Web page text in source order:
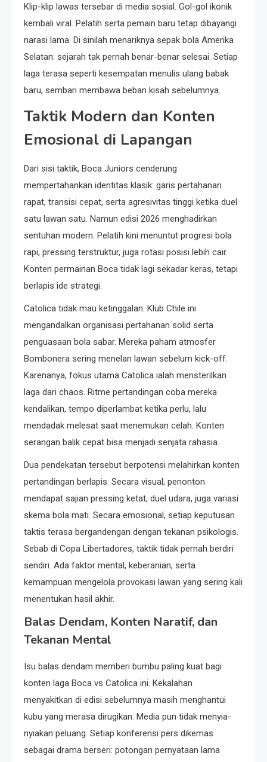
Klip-klip lawas tersebar di media sosial. Gol-gol ikonik
kembali viral. Pelatih serta pemain baru tetap dibayangi
narasi lama. Di sinilah menariknya sepak bola Amerika
Selatan: sejarah tak pernah benar-benar selesai. Setiap
laga terasa seperti kesempatan menulis ulang babak
baru, sembari membawa beban kisah sebelumnya.
Taktik Modern dan Konten
Emosional di Lapangan
Dari sisi taktik, Boca Juniors cenderung
mempertahankan identitas klasik: garis pertahanan
rapat, transisi cepat, serta agresivitas tinggi ketika duel
satu lawan satu. Namun edisi 2026 menghadirkan
sentuhan modern. Pelatih kini menuntut progresi bola
rapi, pressing terstruktur, juga rotasi posisi lebih cair.
Konten permainan Boca tidak lagi sekadar keras, tetapi
berlapis ide strategi.
Catolica tidak mau ketinggalan. Klub Chile ini
mengandalkan organisasi pertahanan solid serta
penguasaan bola sabar. Mereka paham atmosfer
Bombonera sering menelan lawan sebelum kick-off.
Karenanya, fokus utama Catolica ialah mensterilkan
laga dari chaos. Ritme pertandingan coba mereka
kendalikan, tempo diperlambat ketika perlu, lalu
mendadak melesat saat menemukan celah. Konten
serangan balik cepat bisa menjadi senjata rahasia.
Dua pendekatan tersebut berpotensi melahirkan konten
pertandingan berlapis. Secara visual, penonton
mendapat sajian pressing ketat, duel udara, juga variasi
skema bola mati. Secara emosional, setiap keputusan
taktis terasa bergandengan dengan tekanan psikologis.
Sebab di Copa Libertadores, taktik tidak pernah berdiri
sendiri. Ada faktor mental, keberanian, serta
kemampuan mengelola provokasi lawan yang sering kali
menentukan hasil akhir.
Balas Dendam, Konten Naratif, dan
Tekanan Mental
Isu balas dendam memberi bumbu paling kuat bagi
konten laga Boca vs Catolica ini. Kekalahan
menyakitkan di edisi sebelumnya masih menghantui
kubu yang merasa dirugikan. Media pun tidak menyia-
nyiakan peluang. Setiap konferensi pers dikemas
sebagai drama berseri: potongan pernyataan lama